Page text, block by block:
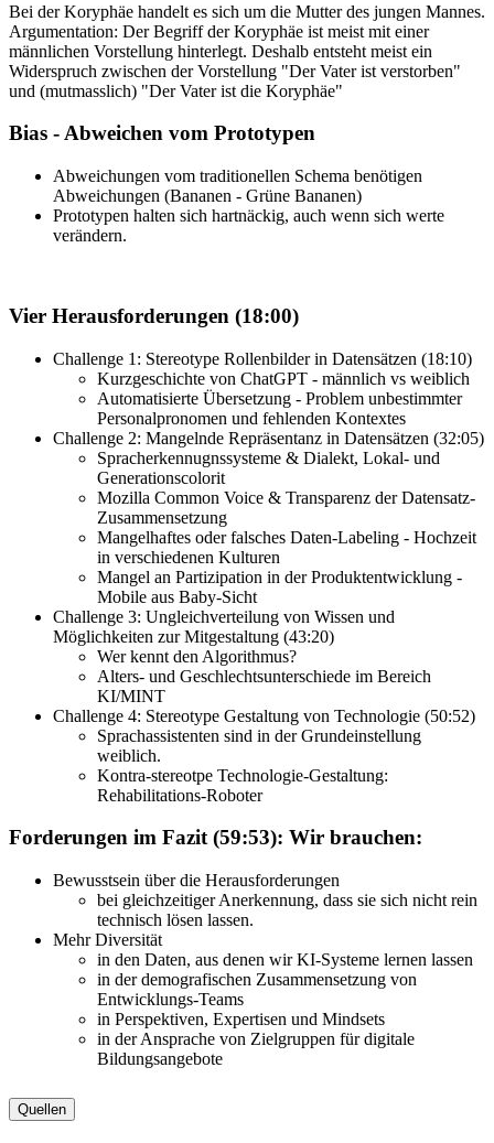
Bei der Koryphäe handelt es sich um die Mutter des jungen Mannes.
Argumentation: Der Begriff der Koryphäe ist meist mit einer
männlichen Vorstellung hinterlegt. Deshalb entsteht meist ein
Widerspruch zwischen der Vorstellung "Der Vater ist verstorben"
und (mutmasslich) "Der Vater ist die Koryphäe"
Bias - Abweichen vom Prototypen
Abweichungen vom traditionellen Schema benötigen
Abweichungen (Bananen - Grüne Bananen)
Prototypen halten sich hartnäckig, auch wenn sich werte
verändern.
Vier Herausforderungen (18:00)
Challenge 1: Stereotype Rollenbilder in Datensätzen (18:10)
Kurzgeschichte von ChatGPT - männlich vs weiblich
Automatisierte Übersetzung - Problem unbestimmter
Personalpronomen und fehlenden Kontextes
Challenge 2: Mangelnde Repräsentanz in Datensätzen (32:05)
Spracherkennugnssysteme & Dialekt, Lokal- und
Generationscolorit
Mozilla Common Voice & Transparenz der Datensatz-
Zusammensetzung
Mangelhaftes oder falsches Daten-Labeling - Hochzeit
in verschiedenen Kulturen
Mangel an Partizipation in der Produktentwicklung -
Mobile aus Baby-Sicht
Challenge 3: Ungleichverteilung von Wissen und
Möglichkeiten zur Mitgestaltung (43:20)
Wer kennt den Algorithmus?
Alters- und Geschlechtsunterschiede im Bereich
KI/MINT
Challenge 4: Stereotype Gestaltung von Technologie (50:52)
Sprachassistenten sind in der Grundeinstellung
weiblich.
Kontra-stereotpe Technologie-Gestaltung:
Rehabilitations-Roboter
Forderungen im Fazit (59:53): Wir brauchen:
Bewusstsein über die Herausforderungen
bei gleichzeitiger Anerkennung, dass sie sich nicht rein
technisch lösen lassen.
Mehr Diversität
in den Daten, aus denen wir KI-Systeme lernen lassen
in der demografischen Zusammensetzung von
Entwicklungs-Teams
in Perspektiven, Expertisen und Mindsets
in der Ansprache von Zielgruppen für digitale
Bildungsangebote
Quellen